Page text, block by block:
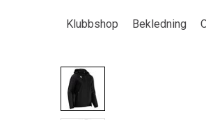
Klubbshop Bekledning